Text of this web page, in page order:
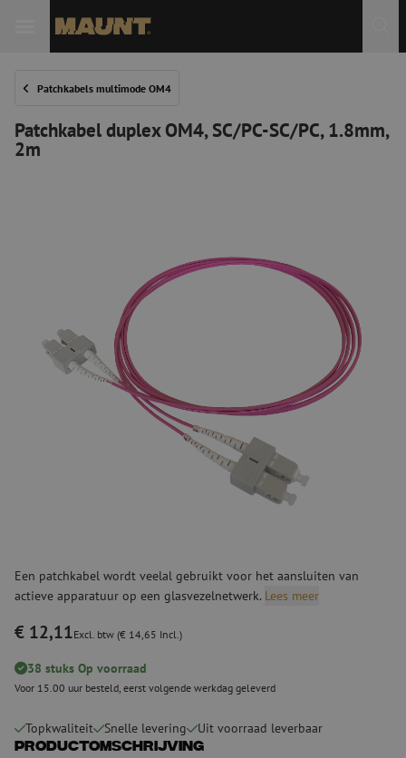
Patchkabels multimode OM4
Patchkabel duplex OM4, SC/PC-SC/PC, 1.8mm,
2m
Een patchkabel wordt veelal gebruikt voor het aansluiten van
actieve apparatuur op een glasvezelnetwerk. Lees meer
€ 12,11Excl. btw (€ 14,65 Incl.)
38 stuks Op voorraad
Voor 15.00 uur besteld, eerst volgende werkdag geleverd
Topkwaliteit Snelle levering Uit voorraad leverbaar
Productomschrijving